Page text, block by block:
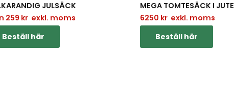
JULSÄCK
259 kr exkl. moms
Beställ här
MEGA TOMTESÄCK I JUTE
6250 kr exkl. moms
Beställ här